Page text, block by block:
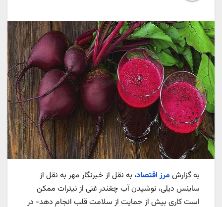
به گزارش مرز اقتصاد، به نقل از خبرنگار مهر به نقل از
ساینس دیلی، نوشیدن آب چغندر غنی از نیترات ممکن
است کاری بیش از حمایت از سلامت قلب انجام دهد- در